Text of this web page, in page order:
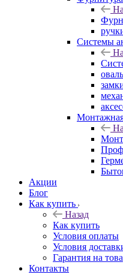
Системы
Акции
Блог
Как купить
Назад
Как купить
Условия оплаты
Условия
Гарантия на
Контакты